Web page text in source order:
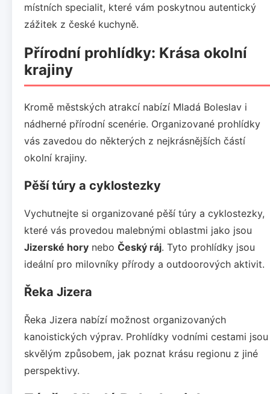
místních specialit, které vám poskytnou autentický
zážitek z české kuchyně.
Přírodní prohlídky: Krása okolní
krajiny
Kromě městských atrakcí nabízí Mladá Boleslav i
nádherné přírodní scenérie. Organizované prohlídky
vás zavedou do některých z nejkrásnějších částí
okolní krajiny.
Pěší túry a cyklostezky
Vychutnejte si organizované pěší túry a cyklostezky,
které vás provedou malebnými oblastmi jako jsou
Jizerské hory nebo Český ráj. Tyto prohlídky jsou
ideální pro milovníky přírody a outdoorových aktivit.
Řeka Jizera
Řeka Jizera nabízí možnost organizovaných
kanoistických výprav. Prohlídky vodními cestami jsou
skvělým způsobem, jak poznat krásu regionu z jiné
perspektivy.